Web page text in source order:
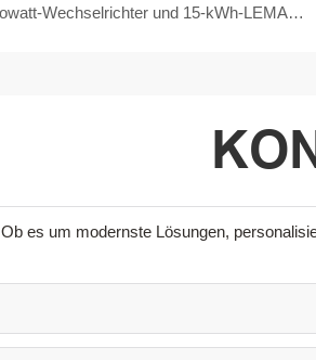
5-kW-Growatt-Wechselrichter und 15-kWh-LEMAX-Lithiumbatterie in Nigeria installiert
Ob es um modernste Lösungen,